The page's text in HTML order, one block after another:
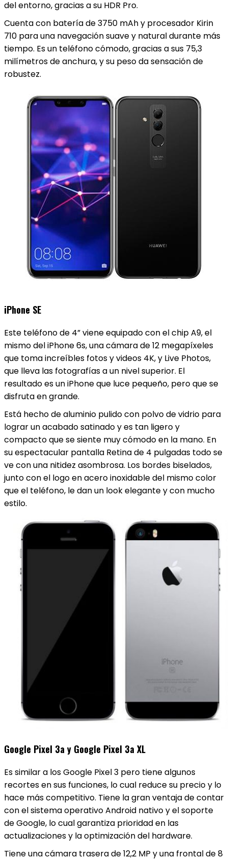
del entorno, gracias a su HDR Pro.
Cuenta con batería de 3750 mAh y procesador Kirin
710 para una navegación suave y natural durante más
tiempo. Es un teléfono cómodo, gracias a sus 75,3
milímetros de anchura, y su peso da sensación de
robustez.
iPhone SE
Este teléfono de 4” viene equipado con el chip A9, el
mismo del iPhone 6s, una cámara de 12 megapíxeles
que toma increíbles fotos y videos 4K, y Live Photos,
que lleva las fotografías a un nivel superior. El
resultado es un iPhone que luce pequeño, pero que se
disfruta en grande.
Está hecho de aluminio pulido con polvo de vidrio para
lograr un acabado satinado y es tan ligero y
compacto que se siente muy cómodo en la mano. En
su espectacular pantalla Retina de 4 pulgadas todo se
ve con una nitidez asombrosa. Los bordes biselados,
junto con el logo en acero inoxidable del mismo color
que el teléfono, le dan un look elegante y con mucho
estilo.
Google Pixel 3a y Google Pixel 3a XL
Es similar a los Google Pixel 3 pero tiene algunos
recortes en sus funciones, lo cual reduce su precio y lo
hace más competitivo. Tiene la gran ventaja de contar
con el sistema operativo Android nativo y el soporte
de Google, lo cual garantiza prioridad en las
actualizaciones y la optimización del hardware.
Tiene una cámara trasera de 12,2 MP y una frontal de 8